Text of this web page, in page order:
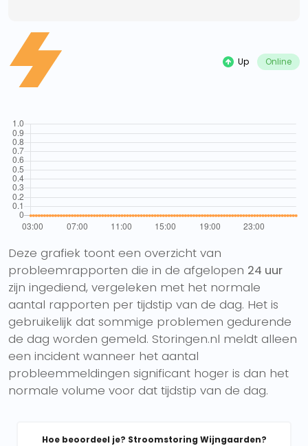
Up Online
Deze grafiek toont een overzicht van
probleemrapporten die in de afgelopen 24 uur
zijn ingediend, vergeleken met het normale
aantal rapporten per tijdstip van de dag. Het is
gebruikelijk dat sommige problemen gedurende
de dag worden gemeld. Storingen.nl meldt alleen
een incident wanneer het aantal
probleemmeldingen significant hoger is dan het
normale volume voor dat tijdstip van de dag.
Hoe beoordeel je? Stroomstoring Wijngaarden?